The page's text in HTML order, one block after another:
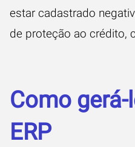
estar cadastrado
de proteção ao crédito,
Como
ERP